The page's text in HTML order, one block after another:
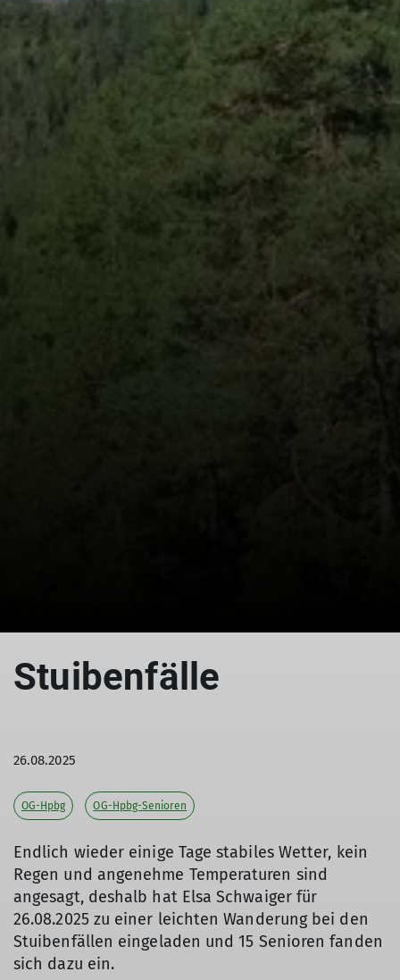
Stuibenfälle
26.08.2025
OG-Hpbg OG-Hpbg-Senioren
Endlich wieder einige Tage stabiles Wetter, kein
Regen und angenehme Temperaturen sind
angesagt, deshalb hat Elsa Schwaiger für
26.08.2025 zu einer leichten Wanderung bei den
Stuibenfällen eingeladen und 15 Senioren fanden
sich dazu ein.